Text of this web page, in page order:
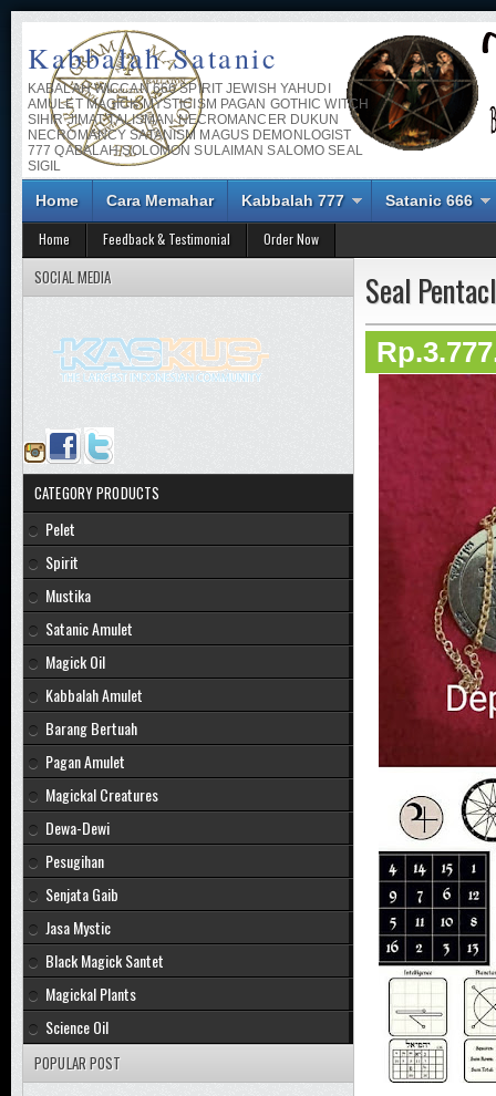
Kabbalah Satanic
KABALAH WICCAN 666 SPIRIT JEWISH YAHUDI
AMULET MAGICK MYSTICISM PAGAN GOTHIC WITCH
SIHIR JIMAT TALISMAN NECROMANCER DUKUN
NECROMANCY SATANISM MAGUS DEMONLOGIST
777 QABALAH SOLOMON SULAIMAN SALOMO SEAL
SIGIL
Home Cara Memahar Kabbalah 777 Satanic 666
Home Feedback & Testimonial Order Now
Seal
SOCIAL MEDIA
CATEGORY PRODUCTS
Pelet
Spirit
Mustika
Satanic Amulet
Magick Oil
Kabbalah Amulet
Barang Bertuah
Pagan Amulet
Magickal Creatures
Dewa-Dewi
Pesugihan
Senjata Gaib
Jasa Mystic
Black Magick Santet
Magickal Plants
Science Oil
POPULAR POST